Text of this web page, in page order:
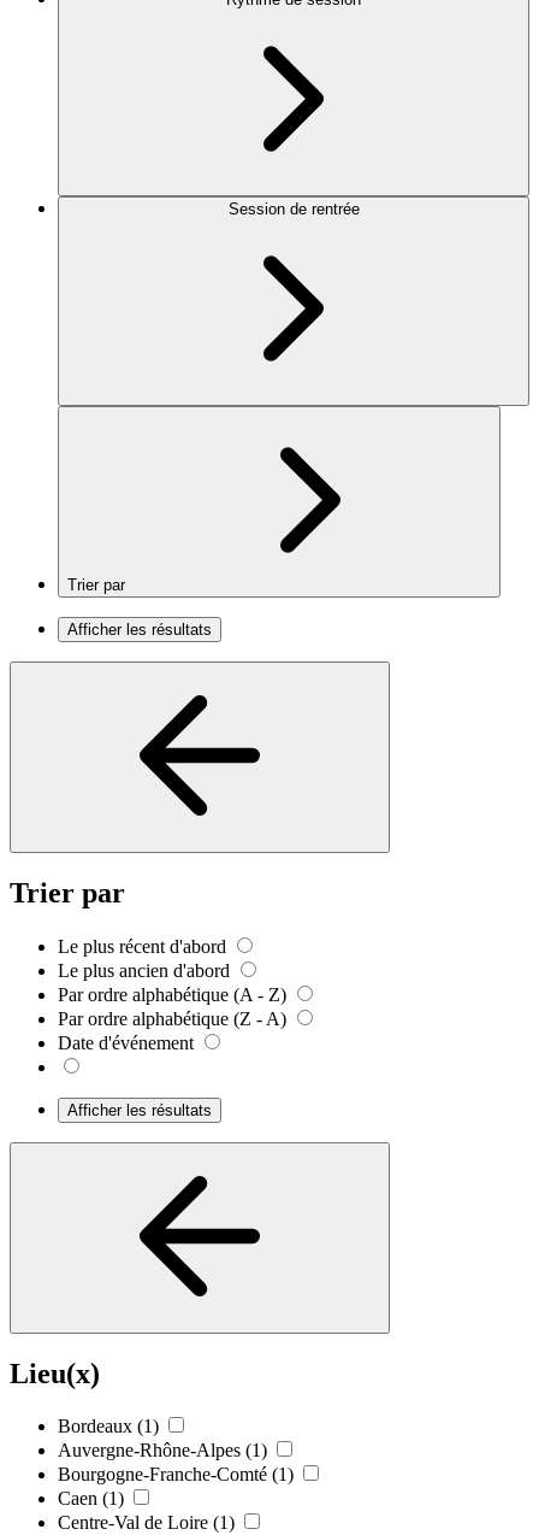
Session de rentrée
Trier par
Afficher les résultats
Trier par
Le plus récent d'abord
Le plus ancien d'abord
Par ordre alphabétique (A - Z)
Par ordre alphabétique (Z - A)
Date d'événement
Afficher les résultats
Lieu(x)
Bordeaux (1)
Auvergne-Rhône-Alpes (1)
Bourgogne-Franche-Comté (1)
Caen (1)
Centre-Val de Loire (1)